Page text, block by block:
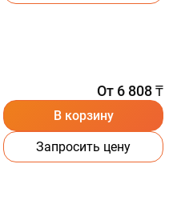
От 6 808 ₸
В корзину
Запросить цену